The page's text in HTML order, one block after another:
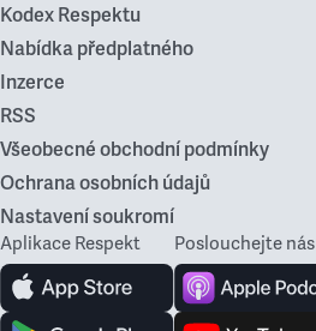
Kodex Respektu
Nabídka předplatného
Inzerce
RSS
Všeobecné obchodní podmínky
Ochrana osobních údajů
Nastavení soukromí
Aplikace Respekt Poslouchejte nás